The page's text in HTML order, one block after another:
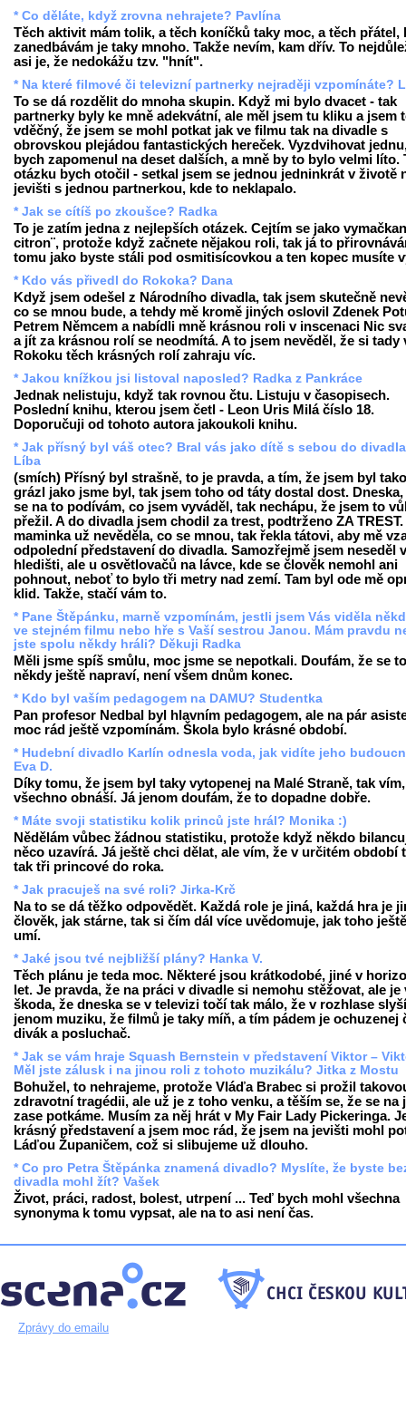
* Co děláte, když zrovna nehrajete? Pavlína
Těch aktivit mám tolik, a těch koníčků taky moc, a těch přátel,
zanedbávám je taky mnoho. Takže nevím, kam dřív. To
asi je, že nedokážu tzv. "hnít".
* Na které filmové či televizní partnerky nejraději vzpomínáte?
To se dá rozdělit do mnoha skupin. Když mi bylo dvacet - tak
partnerky byly ke mně adekvátní, ale měl jsem tu kliku a jsem
vděčný, že jsem se mohl potkat jak ve filmu tak na divadle s
obrovskou plejádou fantastických hereček. Vyzdvihovat
bych zapomenul na deset dalších, a mně by to bylo velmi líto.
otázku bych otočil - setkal jsem se jednou jedninkrát v životě
jevišti s jednou partnerkou, kde to neklapalo.
* Jak se cítíš po zkoušce? Radka
To je zatím jedna z nejlepších otázek. Cejtím se jako
citron¨, protože když začnete nějakou roli, tak já to
tomu jako byste stáli pod osmitisícovkou a ten kopec musíte
* Kdo vás přivedl do Rokoka? Dana
Když jsem odešel z Národního divadla, tak jsem skutečně
co se mnou bude, a tehdy mě kromě jiných oslovil Zdenek
Petrem Němcem a nabídli mně krásnou roli v inscenaci Nic
a jít za krásnou rolí se neodmítá. A to jsem nevěděl, že si tady
Rokoku těch krásných rolí zahraju víc.
* Jakou knížkou jsi listoval naposled? Radka z Pankráce
Jednak nelistuju, když tak rovnou čtu. Listuju v časopisech.
Poslední knihu, kterou jsem četl - Leon Uris Milá číslo 18.
Doporučuji od tohoto autora jakoukoli knihu.
* Jak přísný byl váš otec? Bral vás jako dítě s sebou do
Líba
(smích) Přísný byl strašně, to je pravda, a tím, že jsem byl
grázl jako jsme byl, tak jsem toho od táty dostal dost.
se na to podívám, co jsem vyváděl, tak nechápu, že jsem to
přežil. A do divadla jsem chodil za trest, podtrženo ZA
maminka už nevěděla, co se mnou, tak řekla tátovi, aby mě
odpolední představení do divadla. Samozřejmě jsem neseděl v
hledišti, ale u osvětlovačů na lávce, kde se člověk nemohl ani
pohnout, neboť to bylo tři metry nad zemí. Tam byl ode mě
klid. Takže, stačí vám to.
* Pane Štěpánku, marně vzpomínám, jestli jsem Vás viděla
ve stejném filmu nebo hře s Vaší sestrou Janou. Mám pravdu
jste spolu někdy hráli? Děkuji Radka
Měli jsme spíš smůlu, moc jsme se nepotkali. Doufám, že se to
někdy ještě napraví, není všem dnům konec.
* Kdo byl vaším pedagogem na DAMU? Studentka
Pan profesor Nedbal byl hlavním pedagogem, ale na pár
moc rád ještě vzpomínám. Škola bylo krásné období.
* Hudební divadlo Karlín odnesla voda, jak vidíte jeho
Eva D.
Díky tomu, že jsem byl taky vytopenej na Malé Straně, tak
všechno obnáší. Já jenom doufám, že to dopadne dobře.
* Máte svoji statistiku kolik princů jste hrál? Monika :)
Nědělám vůbec žádnou statistiku, protože když někdo
něco uzavírá. Já ještě chci dělat, ale vím, že v určitém období
tak tři princové do roka.
* Jak pracuješ na své roli? Jirka-Krč
Na to se dá těžko odpovědět. Každá role je jiná, každá hra je
člověk, jak stárne, tak si čím dál více uvědomuje, jak toho
umí.
* Jaké jsou tvé nejbližší plány? Hanka V.
Těch plánu je teda moc. Některé jsou krátkodobé, jiné v
let. Je pravda, že na práci v divadle si nemohu stěžovat, ale je
škoda, že dneska se v televizi točí tak málo, že v rozhlase
jenom muziku, že filmů je taky míň, a tím pádem je ochuzenej
divák a posluchač.
* Jak se vám hraje Squash Bernstein v představení Viktor –
Měl jste zálusk i na jinou roli z tohoto muzikálu? Jitka z Mostu
Bohužel, to nehrajeme, protože Vláďa Brabec si prožil
zdravotní tragédii, ale už je z toho venku, a těším se, že se na
zase potkáme. Musím za něj hrát v My Fair Lady Pickeringa.
krásný představení a jsem moc rád, že jsem na jevišti mohl
Láďou Županičem, což si slibujeme už dlouho.
* Co pro Petra Štěpánka znamená divadlo? Myslíte, že byste
divadla mohl žít? Vašek
Život, práci, radost, bolest, utrpení ... Teď bych mohl všechna
synonyma k tomu vypsat, ale na to asi není čas.
Zprávy do emailu